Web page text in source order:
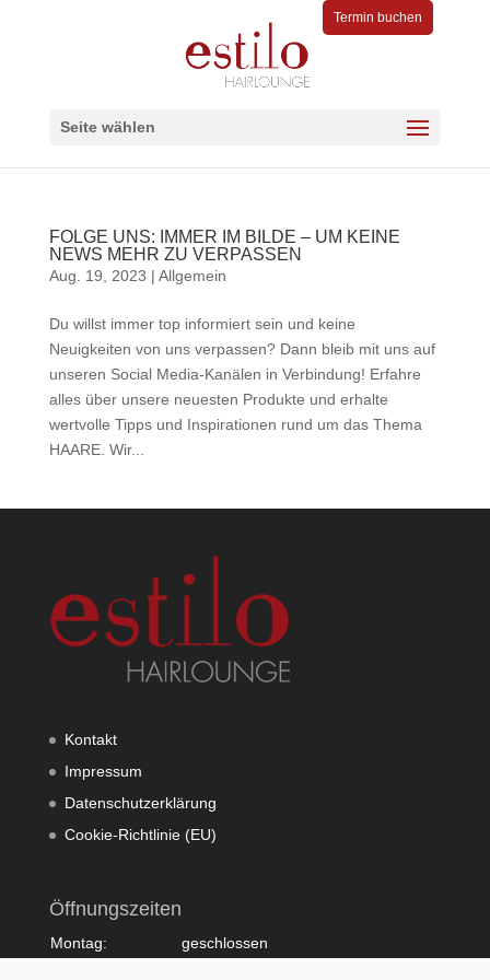
Termin buchen
Seite wählen
FOLGE UNS: IMMER IM BILDE – UM KEINE
NEWS MEHR ZU VERPASSEN
Aug. 19, 2023 | Allgemein
Du willst immer top informiert sein und keine
Neuigkeiten von uns verpassen? Dann bleib mit uns auf
unseren Social Media-Kanälen in Verbindung! Erfahre
alles über unsere neuesten Produkte und erhalte
wertvolle Tipps und Inspirationen rund um das Thema
HAARE. Wir...
Kontakt
Impressum
Datenschutzerklärung
Cookie-Richtlinie (EU)
Öffnungszeiten
Montag:
geschlossen